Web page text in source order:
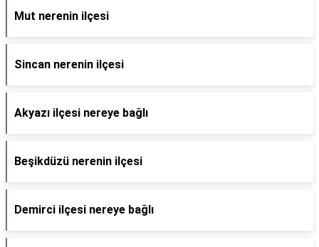
Mut nerenin ilçesi
Sincan nerenin ilçesi
Akyazı ilçesi nereye bağlı
Beşikdüzü nerenin ilçesi
Demirci ilçesi nereye bağlı